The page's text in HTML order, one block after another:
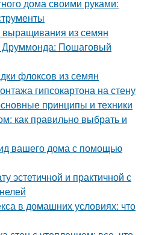
дома своими руками:
выращивания из семян
Друммонда: Пошаговый
флоксов из семян
гипсокартона на стену
принципы и техники
как правильно выбрать и
вашего дома с помощью
эстетичной и практичной с
в домашних условиях: что